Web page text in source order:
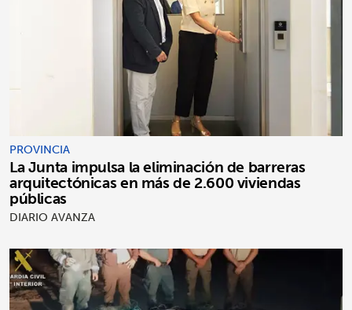
PROVINCIA
La Junta impulsa la eliminación de barreras
arquitectónicas en más de 2.600 viviendas
públicas
DIARIO AVANZA